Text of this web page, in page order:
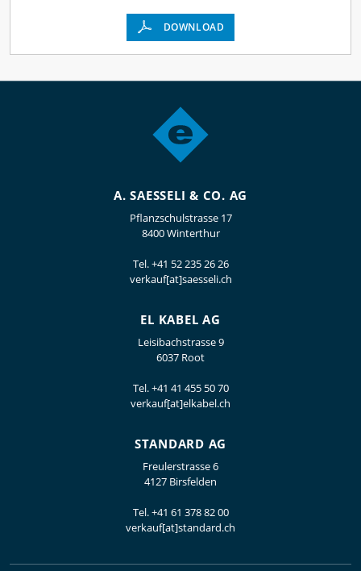
DOWNLOAD
A. SAESSELI & CO. AG
Pflanzschulstrasse 17
8400 Winterthur
Tel.+41 52 235 26 26
verkauf[at]saesseli.ch
EL KABEL AG
Leisibachstrasse 9
6037 Root
Tel.+41 41 455 50 70
verkauf[at]elkabel.ch
STANDARD AG
Freulerstrasse 6
4127 Birsfelden
Tel.+41 61 378 82 00
verkauf[at]standard.ch